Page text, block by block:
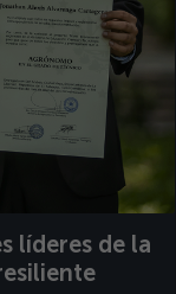
líderes de la